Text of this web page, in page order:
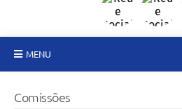
MENU
Comissões